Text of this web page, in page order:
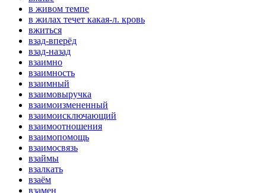
в живом темпе
в жилах течет какая-л. кровь
вжиться
взад-вперёд
взад-назад
взаимно
взаимность
взаимный
взаимовыручка
взаимоизмененный
взаимоисключающий
взаимоотношения
взаимопомощь
взаимосвязь
взаймы
взалкать
взаём
взамен